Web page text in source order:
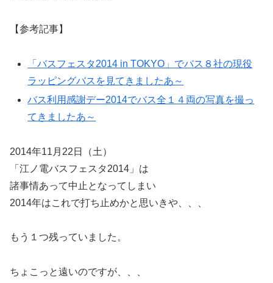
【参考記事】
「バスフェスタ2014 in TOKYO」でバス８社の現役
ラッピングバスを見てきましたあ～
バス利用感謝デー2014でバス全１４両の写真を撮っ
てきましたあ～
2014年11月22日（土）
「江ノ電バスフェスタ2014」は
諸事情あって中止となってしまい
2014年はこれで打ち止めかと思いきや、、、
もう１つ残っていました。
ちょこっと遠いのですが、、、